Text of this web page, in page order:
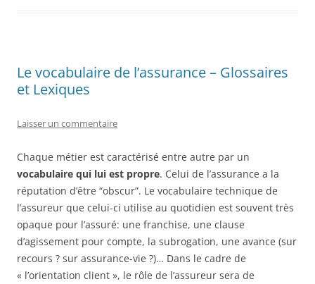
Le vocabulaire de l’assurance – Glossaires
et Lexiques
Laisser un commentaire
Chaque métier est caractérisé entre autre par un
vocabulaire qui lui est propre. Celui de l’assurance a la
réputation d’être “obscur”. Le vocabulaire technique de
l’assureur que celui-ci utilise au quotidien est souvent très
opaque pour l’assuré: une franchise, une clause
d’agissement pour compte, la subrogation, une avance (sur
recours ? sur assurance-vie ?)… Dans le cadre de
« l’orientation client », le rôle de l’assureur sera de